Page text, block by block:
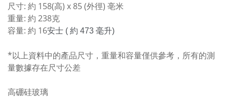
尺寸: 約 158(高) x 85 (外徑) 亳米
重量: 約 238克
容量: 約 16安士 ( 約 473 毫升)
*以上資料中的產品尺寸，重量和容量僅供參考，所有的測
量數據存在尺寸公差
高硼硅玻璃